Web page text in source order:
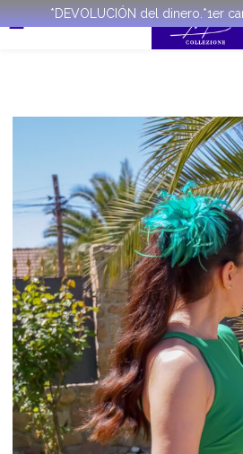
*DEVOLUCIÓN del dinero.*1er